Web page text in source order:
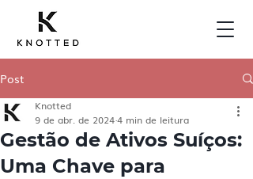
Post
Gestão de Ativos Suíços:
Uma Chave para
Knotted
9 de abr. de 20244 min de leitura